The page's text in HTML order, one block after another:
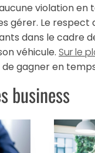
violation
gérer. Le
dans le cadre
véhicule. Sur le
gagner en
business